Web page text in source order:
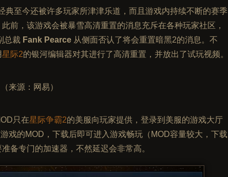
典至今还被许多玩家所津津乐道，而且游戏内持续不断的赛季
前，该游戏会被暴雪高清重置的消息充斥在各种玩家社区，
总裁 Fank Pearce 从侧面否认了将会重置暗黑2的消息。不
星际2的银河编辑器对其进行了高清重置，并放出了试玩视频。
（来源：网易）
只在星际争霸2的美服向玩家提供，登录到美服的游戏大厅
戏的MOD，下载后即可进入游戏畅玩（MOD容量较大，下载
备专门的加速器，不然延迟会非常高。